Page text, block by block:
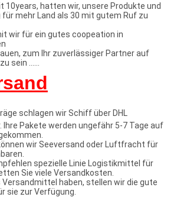
10years, hatten wir, unsere Produkte und
mehr Land als 30 mit gutem Ruf zu
wir für ein gutes coopeation in
zum Ihr zuverlässiger Partner auf
sein ......
schlagen wir Schiff über DHL
Ihre Pakete werden ungefähr 5-7 Tage auf
wir Seeversand oder Luftfracht für
spezielle Linie Logistikmittel für
Sie viele Versandkosten.
Versandmittel haben, stellen wir die gute
sie zur Verfügung.